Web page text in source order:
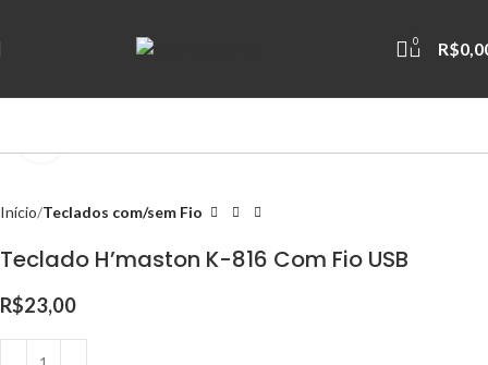
0 R$
Início Teclados com/sem Fio
Teclado H’maston K-816 Com Fio USB
R$23,00